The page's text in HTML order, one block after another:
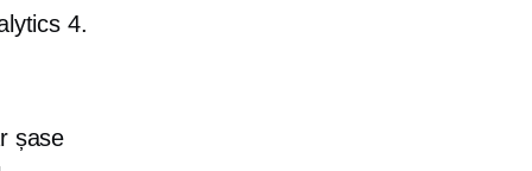
4.
șase